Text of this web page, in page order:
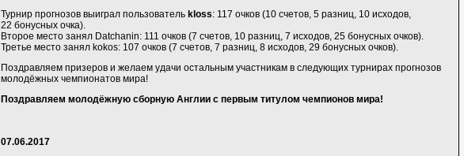
Турнир прогнозов выиграл пользователь kloss: 117 очков (10 счетов, 5 разниц, 10 исходов,
22 бонусных очка).
Второе место занял Datchanin: 111 очков (7 счетов, 10 разниц, 7 исходов, 25 бонусных очков).
Третье место занял kokos: 107 очков (7 счетов, 7 разниц, 8 исходов, 29 бонусных очков).
Поздравляем призеров и желаем удачи остальным участникам в следующих турнирах прогнозов
молодёжных чемпионатов мира!
Поздравляем молодёжную сборную Англии с первым титулом чемпионов мира!
07.06.2017